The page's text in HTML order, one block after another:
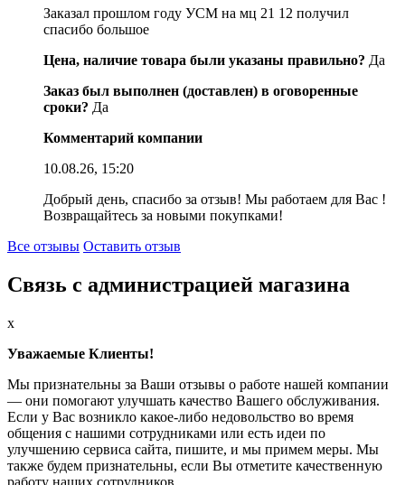
Заказал прошлом году УСМ на мц 21 12 получил
спасибо большое
Цена, наличие товара были указаны правильно? Да
Заказ был выполнен (доставлен) в оговоренные
сроки? Да
Комментарий компании
10.08.26, 15:20
Добрый день, спасибо за отзыв! Мы работаем для Вас !
Возвращайтесь за новыми покупками!
Все отзывы Оставить отзыв
Связь с администрацией магазина
x
Уважаемые Клиенты!
Мы признательны за Ваши отзывы о работе нашей компании
— они помогают улучшать качество Вашего обслуживания.
Если у Вас возникло какое-либо недовольство во время
общения с нашими сотрудниками или есть идеи по
улучшению сервиса сайта, пишите, и мы примем меры. Мы
также будем признательны, если Вы отметите качественную
работу наших сотрудников.